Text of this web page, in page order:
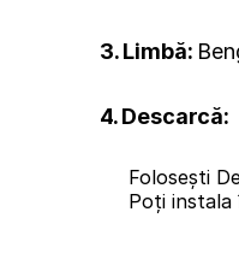
3. Limbă:
4. Descarcă:
Folosești
Poți instala